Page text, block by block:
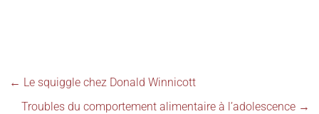
← Le squiggle chez Donald Winnicott
Troubles du comportement alimentaire à l’adolescence →